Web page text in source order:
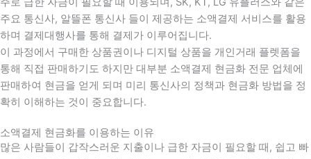
주요 통신사, 알뜰폰 통신사 들이 제공하는 소액결제 서비스를 활용
하며 결제대행사를 통해 결제가 이루어집니다.
이 과정에서 구매한 상품권이나 디지털 상품을 개인거래 플렛폼을
통해 직접 판매하기도 하지만 대부분 소액결제 현금화 전문 업체에
판매하여 현금을 얻게 되며 미리 통신사의 정책과 현금화 방법을 정
확히 이해하는 것이 중요합니다.
소액결제 현금화를 이용하는 이유
많은 사람들이 갑작스러운 지출이나 급한 자금이 필요할 때 , 쉽고 빠